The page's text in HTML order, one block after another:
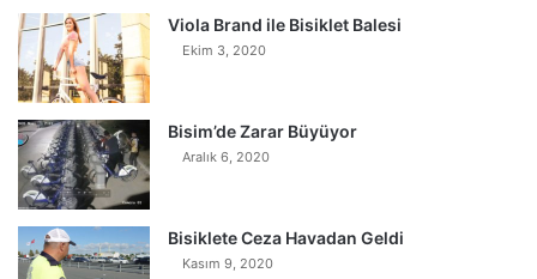
Viola Brand ile Bisiklet Balesi
Ekim 3, 2020
Bisim’de Zarar Büyüyor
Aralık 6, 2020
Bisiklete Ceza Havadan Geldi
Kasım 9, 2020